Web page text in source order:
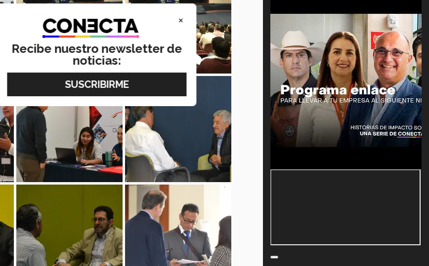
×
Recibe nuestro newsletter de
noticias: